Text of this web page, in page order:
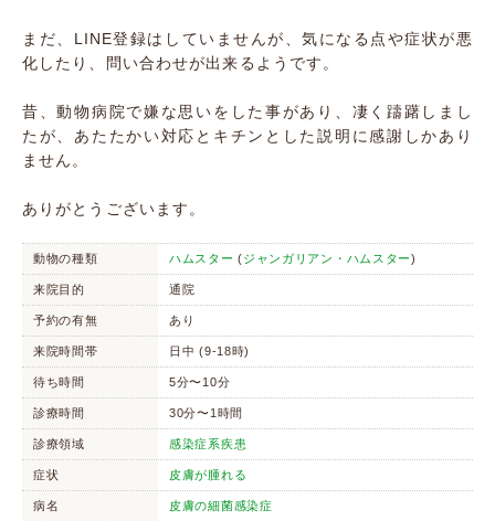
まだ、LINE登録はしていませんが、気になる点や症状が悪
化したり、問い合わせが出来るようです。
昔、動物病院で嫌な思いをした事があり、凄く躊躇しまし
たが、あたたかい対応とキチンとした説明に感謝しかあり
ません。
ありがとうございます。
動物の種類 ハムスター (ジャンガリアン・ハムスター)
来院目的 通院
予約の有無 あり
来院時間帯 日中 (9-18時)
待ち時間 5分〜10分
診療時間 30分〜1時間
診療領域 感染症系疾患
症状 皮膚が腫れる
病名 皮膚の細菌感染症